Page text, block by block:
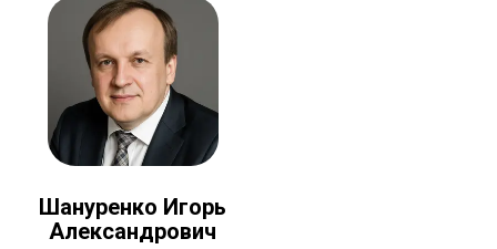
Шануренко Игорь
Александрович